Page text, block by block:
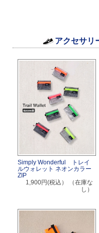
アクセサリ
Simply Wonderful トレイ
ルウォレット ネオンカラー
ZIP
1,900円(税込）
（在庫な
し）